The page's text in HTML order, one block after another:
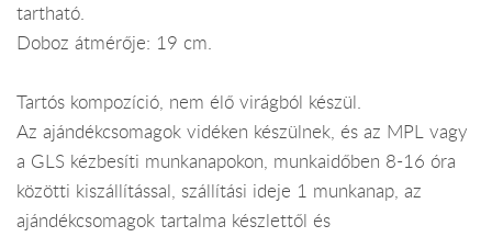
tartható.
Doboz átmérője: 19 cm.
Tartós kompozíció, nem élő virágból készül.
Az ajándékcsomagok vidéken készülnek, és az MPL vagy
a GLS kézbesíti munkanapokon, munkaidőben 8-16 óra
közötti kiszállítással, szállítási ideje 1 munkanap, az
ajándékcsomagok tartalma készlettől és